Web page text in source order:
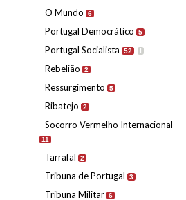
O Mundo 6
Portugal Democrático 5
Portugal Socialista 52 I
Rebelião 2
Ressurgimento 5
Ribatejo 2
Socorro Vermelho Internacional
11
Tarrafal 2
Tribuna de Portugal 3
Tribuna Militar 6